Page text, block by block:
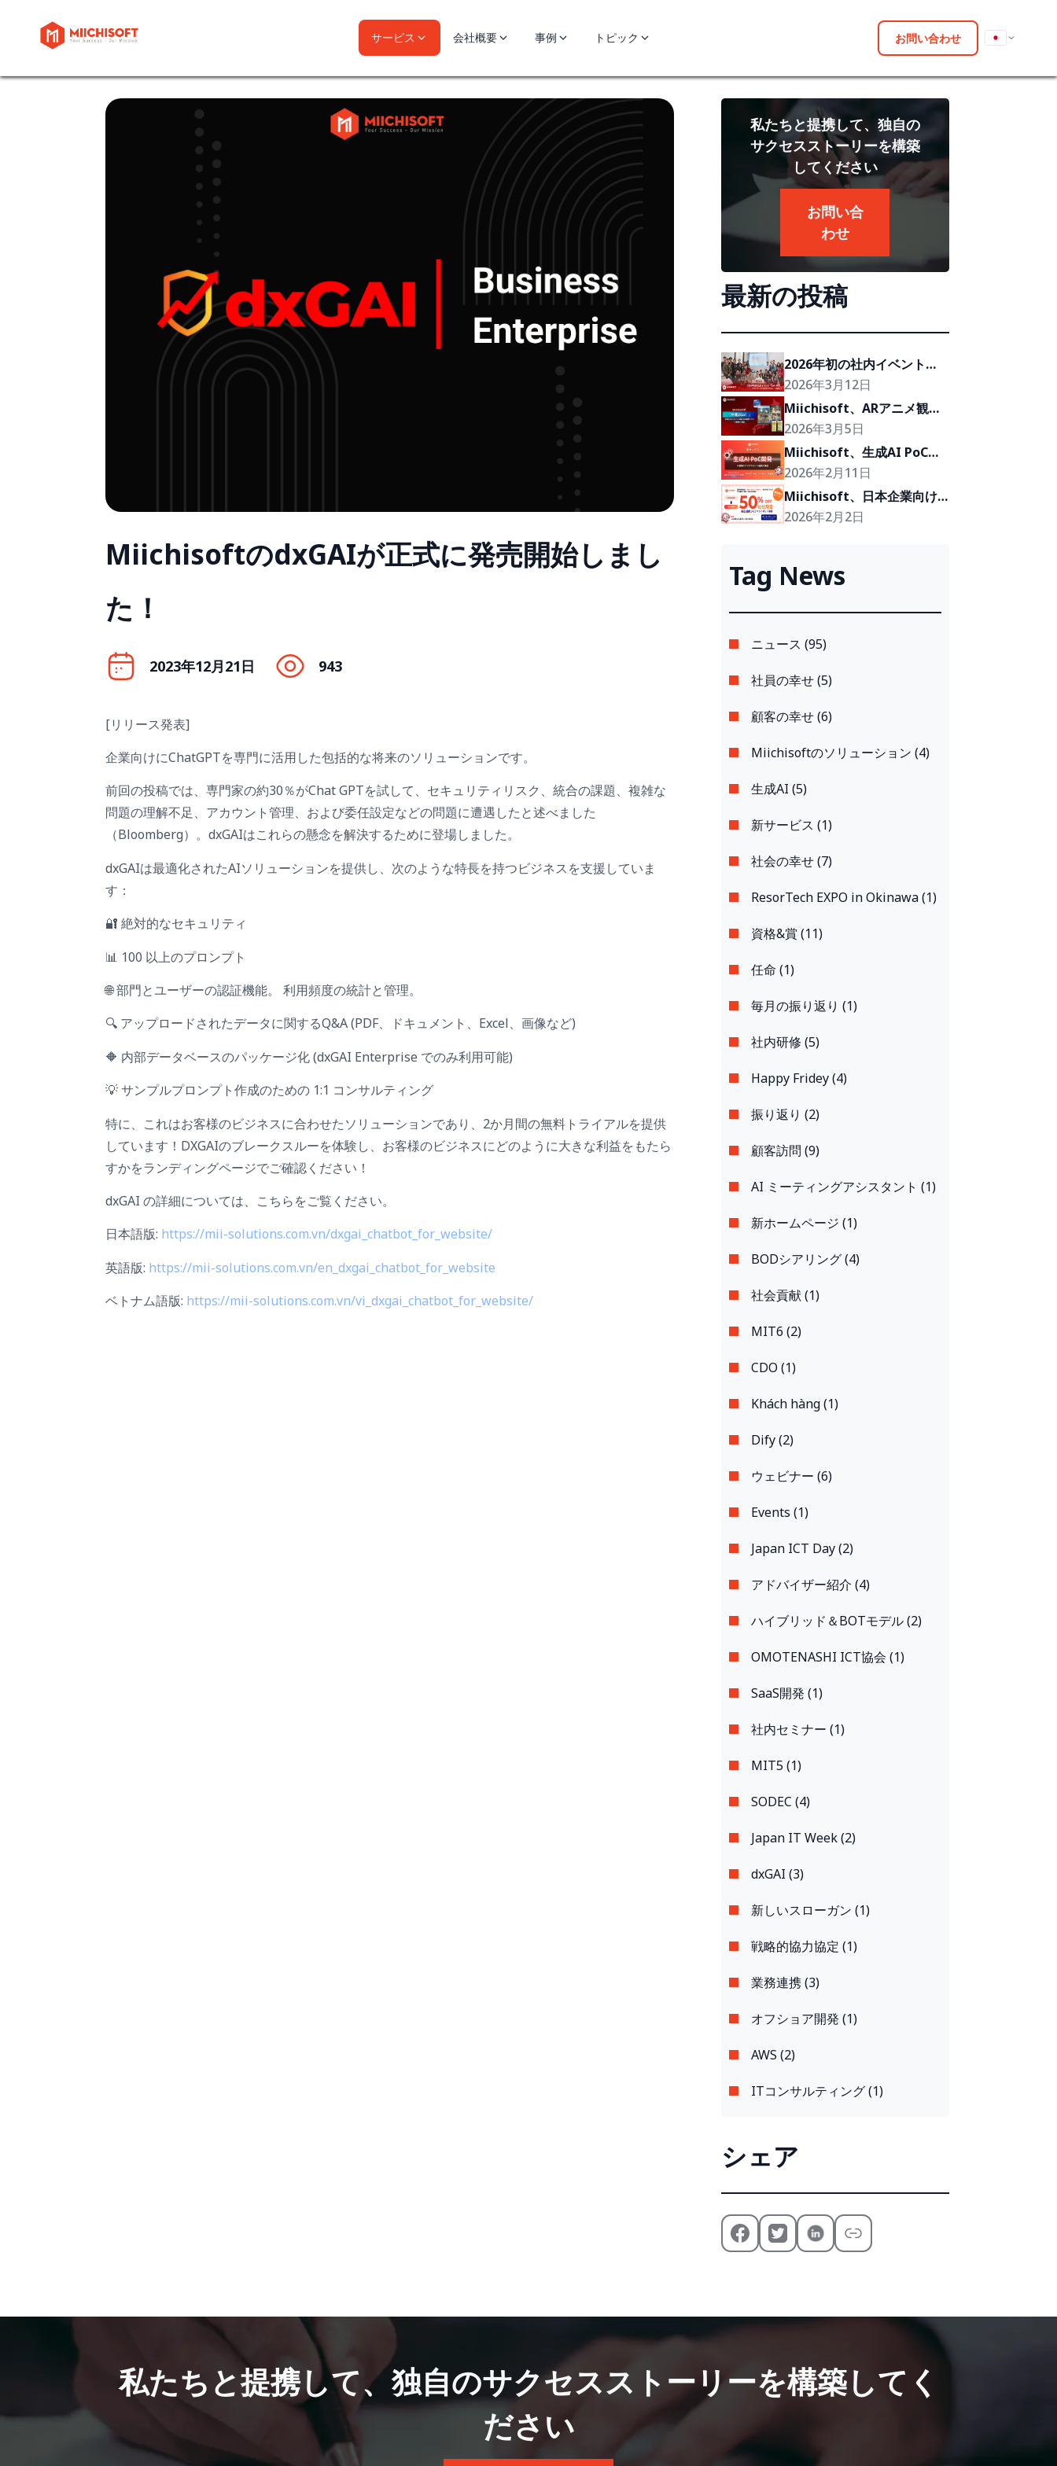
サービス 会社概要 事例 トピック お問い合わせ
MiichisoftのdxGAIが正式に発売開始しまし
た！
2023年12月21日 943
[リリース発表]
企業向けにChatGPTを専門に活用した包括的な将来のソリューションです。
前回の投稿では、専門家の約30％がChat GPTを試して、セキュリティリスク、統合の課題、複雑な
問題の理解不足、アカウント管理、および委任設定などの問題に遭遇したと述べました
（Bloomberg）。dxGAIはこれらの懸念を解決するために登場しました。
dxGAIは最適化されたAIソリューションを提供し、次のような特長を持つビジネスを支援していま
す：
🔐 絶対的なセキュリティ
📊 100 以上のプロンプト
🌐 部門とユーザーの認証機能。 利用頻度の統計と管理。
🔍 アップロードされたデータに関するQ&A (PDF、ドキュメント、Excel、画像など)
🔶 内部データベースのパッケージ化 (dxGAI Enterprise でのみ利用可能)
💡 サンプルプロンプト作成のための 1:1 コンサルティング
特に、これはお客様のビジネスに合わせたソリューションであり、2か月間の無料トライアルを提供
しています！DXGAIのブレークスルーを体験し、お客様のビジネスにどのように大きな利益をもたら
すかをランディングページでご確認ください！
dxGAI の詳細については、こちらをご覧ください。
日本語版: https://mii-solutions.com.vn/dxgai_chatbot_for_website/
英語版: https://mii-solutions.com.vn/en_dxgai_chatbot_for_website
ベトナム語版: https://mii-solutions.com.vn/vi_dxgai_chatbot_for_website/
私たちと提携して、独自の
サクセスストーリーを構築
してください
お問い合
わせ
最新の投稿
2026年初の社内イベント
「Cafe BOD」、クライアン
トの『Growth Partner』を
目指して
2026年3月12日
Miichisoft、ARアニメ観光
体験プロジェクト「沖縄
2Go！」の開発に参画
2026年3月5日
Miichisoft、生成AI PoC開
発サービスを提供開始。アイ
デアを2〜4週間で実現可能
なプロトタイプに。
2026年2月11日
Miichisoft、日本企業向け
に「Dify AIチャットボッ
定！
2026年2月2日
Tag News
ニュース (95)
社員の幸せ (5)
顧客の幸せ (6)
Miichisoftのソリューション (4)
生成AI (5)
新サービス (1)
社会の幸せ (7)
ResorTech EXPO in Okinawa (1)
資格&賞 (11)
任命 (1)
毎月の振り返り (1)
社内研修 (5)
Happy Fridey (4)
振り返り (2)
顧客訪問 (9)
AI ミーティングアシスタント (1)
新ホームページ (1)
BODシアリング (4)
社会貢献 (1)
MIT6 (2)
CDO (1)
Khách hàng (1)
Dify (2)
ウェビナー (6)
Events (1)
Japan ICT Day (2)
アドバイザー紹介 (4)
ハイブリッド＆BOTモデル (2)
OMOTENASHI ICT協会 (1)
SaaS開発 (1)
社内セミナー (1)
MIT5 (1)
SODEC (4)
Japan IT Week (2)
dxGAI (3)
新しいスローガン (1)
戦略的協力協定 (1)
業務連携 (3)
オフショア開発 (1)
AWS (2)
ITコンサルティング (1)
シェア
私たちと提携して、独自のサクセスストーリーを構築してく
ださい